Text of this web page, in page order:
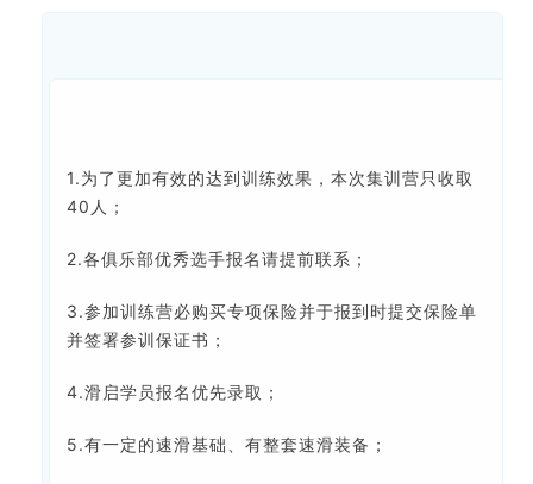
1.为了更加有效的达到训练效果，本次集训营只收取
40人；
2.各俱乐部优秀选手报名请提前联系；
3.参加训练营必购买专项保险并于报到时提交保险单
并签署参训保证书；
4.滑启学员报名优先录取；
5.有一定的速滑基础、有整套速滑装备；